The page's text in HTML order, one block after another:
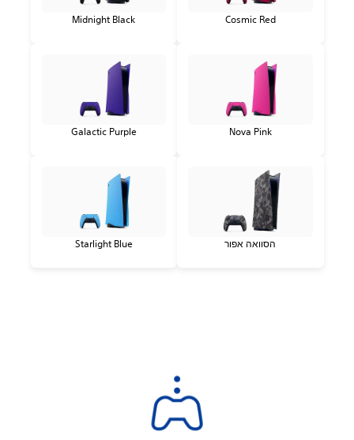
Midnight Black Cosmic Red
Galactic Purple Nova Pink
Starlight Blue הסוואה אפור